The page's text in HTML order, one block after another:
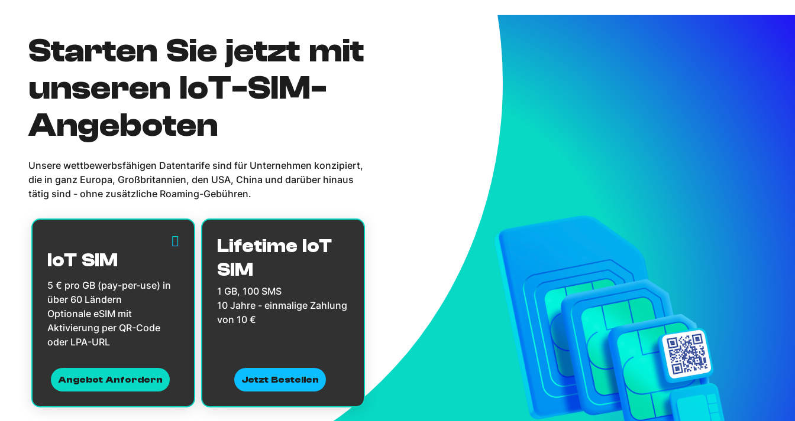
Starten Sie jetzt mit
unseren IoT-SIM-
Angeboten
Unsere wettbewerbsfähigen Datentarife sind für Unternehmen konzipiert,
die in ganz Europa, Großbritannien, den USA, China und darüber hinaus
tätig sind - ohne zusätzliche Roaming-Gebühren.
IoT SIM
5 € pro GB (pay-per-use) in
über 60 Ländern
Optionale eSIM mit
Aktivierung per QR-Code
oder LPA-URL
Angebot Anfordern
Lifetime IoT
SIM
1 GB, 100 SMS
10 Jahre - einmalige Zahlung
von 10 €
Jetzt Bestellen